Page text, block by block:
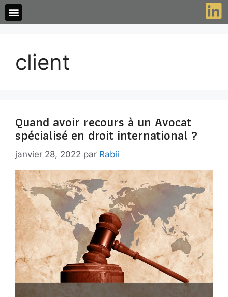
client
Quand avoir recours à un Avocat
spécialisé en droit international ?
janvier 28, 2022 par Rabii